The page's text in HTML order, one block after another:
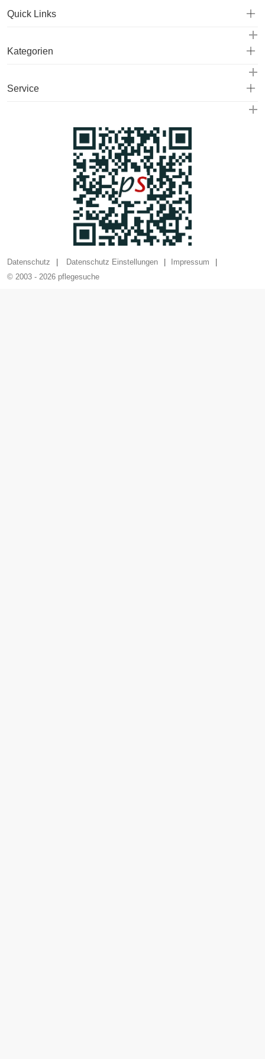
Quick Links
Kategorien
Service
Datenschutz Datenschutz Einstellungen
Impressum
© 2003 - 2026 pflegesuche